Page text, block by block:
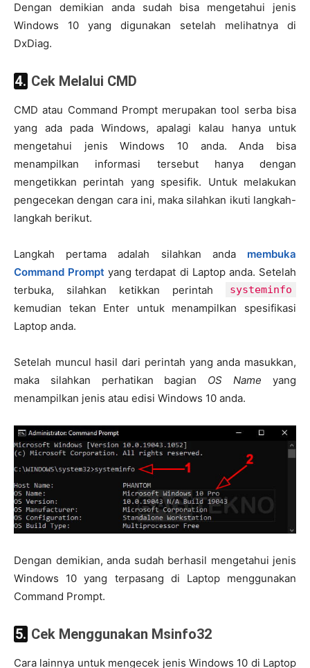
Dengan demikian anda sudah bisa mengetahui jenis
Windows 10 yang digunakan setelah melihatnya di
DxDiag.
4. Cek Melalui CMD
CMD atau Command Prompt merupakan tool serba bisa
yang ada pada Windows, apalagi kalau hanya untuk
mengetahui jenis Windows 10 anda. Anda bisa
menampilkan informasi tersebut hanya dengan
mengetikkan perintah yang spesifik. Untuk melakukan
pengecekan dengan cara ini, maka silahkan ikuti langkah-
langkah berikut.
Langkah pertama adalah silahkan anda membuka
Command Prompt yang terdapat di Laptop anda. Setelah
terbuka, silahkan ketikkan perintah
systeminfo
kemudian tekan Enter untuk menampilkan spesifikasi
Laptop anda.
Setelah muncul hasil dari perintah yang anda masukkan,
maka silahkan perhatikan bagian OS Name yang
menampilkan jenis atau edisi Windows 10 anda.
Dengan demikian, anda sudah berhasil mengetahui jenis
Windows 10 yang terpasang di Laptop menggunakan
Command Prompt.
5. Cek Menggunakan Msinfo32
Cara lainnya untuk mengecek jenis Windows 10 di Laptop